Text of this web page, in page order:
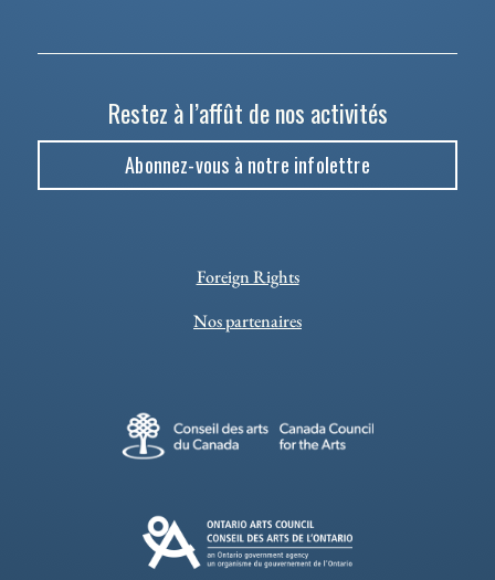
Restez à l’affût de nos activités
Abonnez-vous à notre infolettre
Foreign Rights
Nos partenaires